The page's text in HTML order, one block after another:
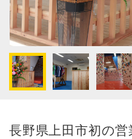
長野県上田市初の